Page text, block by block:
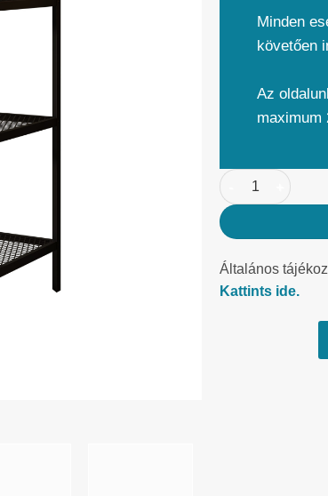
Minden
követően
Az
maximum
Általános
Kattints ide.